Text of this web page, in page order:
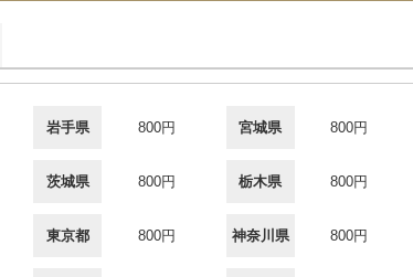
岩手県 800円 宮城県 800円
茨城県 800円 栃木県 800円
東京都 800円 神奈川県 800円